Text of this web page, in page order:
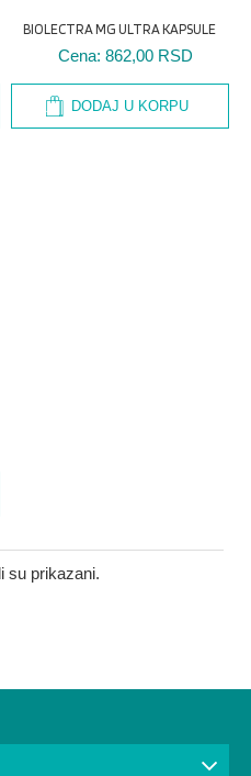
BIOLECTRA MG ULTRA KAPSULE
Cena: 862,00 RSD
DODAJ U KORPU
su prikazani.